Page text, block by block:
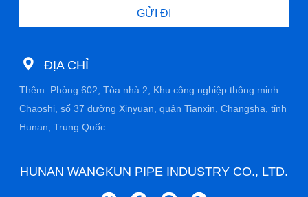
GỬI ĐI
ĐỊA CHỈ
Thêm: Phòng 602, Tòa nhà 2, Khu công nghiệp thông minh
Chaoshi, số 37 đường Xinyuan, quận Tianxin, Changsha, tỉnh
Hunan, Trung Quốc
HUNAN WANGKUN PIPE INDUSTRY CO., LTD.